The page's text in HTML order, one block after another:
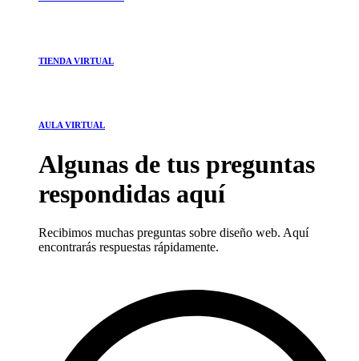
TIENDA VIRTUAL
AULA VIRTUAL
Algunas de tus preguntas
respondidas aquí
Recibimos muchas preguntas sobre diseño web. Aquí
encontrarás respuestas rápidamente.